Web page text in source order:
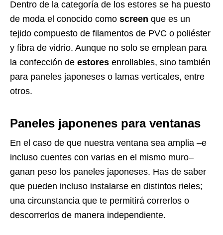
Dentro de la categoría de los estores se ha puesto
de moda el conocido como screen que es un
tejido compuesto de filamentos de PVC o poliéster
y fibra de vidrio. Aunque no solo se emplean para
la confección de estores enrollables, sino también
para paneles japoneses o lamas verticales, entre
otros.
Paneles japonenes para ventanas
En el caso de que nuestra ventana sea amplia –e
incluso cuentes con varias en el mismo muro–
ganan peso los paneles japoneses. Has de saber
que pueden incluso instalarse en distintos rieles;
una circunstancia que te permitirá correrlos o
descorrerlos de manera independiente.